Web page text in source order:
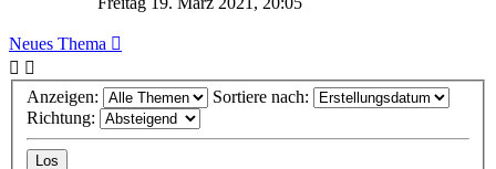
Neues Thema
Anzeigen:
Sortiere nach:
Richtung: